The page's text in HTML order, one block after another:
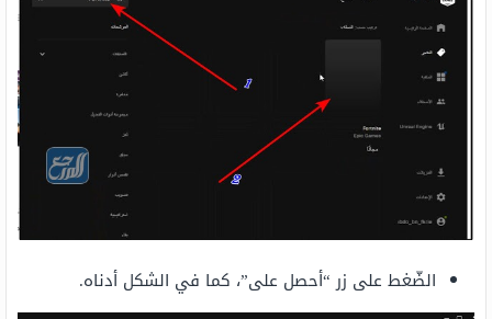
الضّغط على زر “أحصل على”، كما في الشكل أدناه.